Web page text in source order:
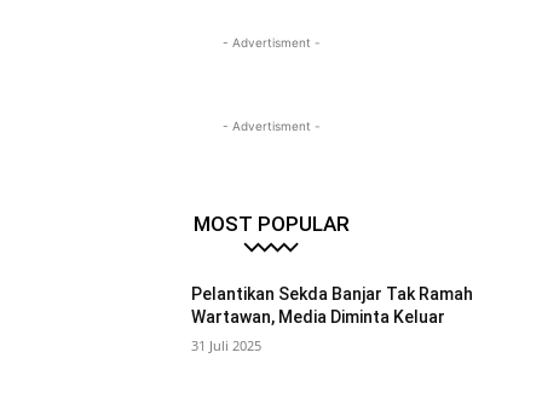
- Advertisment -
- Advertisment -
MOST POPULAR
Pelantikan Sekda Banjar Tak Ramah
Wartawan, Media Diminta Keluar
31 Juli 2025